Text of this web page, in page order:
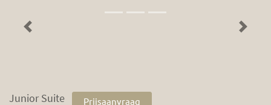
Previous Next
Junior Suite Prijsaanvraag